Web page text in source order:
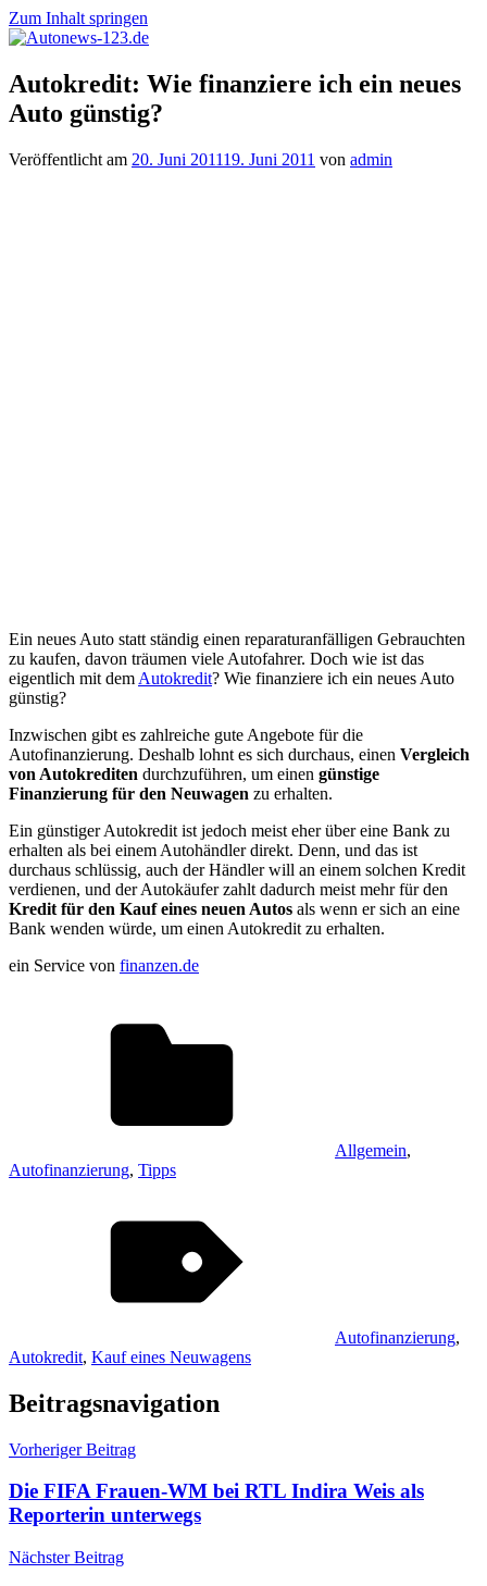
Zum Inhalt springen
Autonews-
123.de
Autonews
mit
Charme
Autokredit: Wie finanziere ich ein neues
Auto günstig?
Veröffentlicht am 20. Juni 201119. Juni 2011 von admin
Ein neues Auto statt ständig einen reparaturanfälligen Gebrauchten
zu kaufen, davon träumen viele Autofahrer. Doch wie ist das
eigentlich mit dem Autokredit? Wie finanziere ich ein neues Auto
günstig?
Inzwischen gibt es zahlreiche gute Angebote für die
Autofinanzierung. Deshalb lohnt es sich durchaus, einen Vergleich
von Autokrediten durchzuführen, um einen günstige
Finanzierung für den Neuwagen zu erhalten.
Ein günstiger Autokredit ist jedoch meist eher über eine Bank zu
erhalten als bei einem Autohändler direkt. Denn, und das ist
durchaus schlüssig, auch der Händler will an einem solchen Kredit
verdienen, und der Autokäufer zahlt dadurch meist mehr für den
Kredit für den Kauf eines neuen Autos als wenn er sich an eine
Bank wenden würde, um einen Autokredit zu erhalten.
ein Service von finanzen.de
Allgemein,
Autofinanzierung, Tipps
Autofinanzierung,
Autokredit, Kauf eines Neuwagens
Beitragsnavigation
Vorheriger Beitrag
Die FIFA Frauen-WM bei RTL Indira Weis als
Reporterin unterwegs
Nächster Beitrag